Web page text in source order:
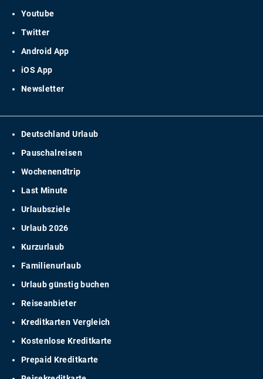
Youtube
Twitter
Android App
iOS App
Newsletter
Deutschland Urlaub
Pauschalreisen
Wochenendtrip
Last Minute
Urlaubsziele
Urlaub 2026
Kurzurlaub
Familienurlaub
Urlaub günstig buchen
Reiseanbieter
Kreditkarten Vergleich
Kostenlose Kreditkarte
Prepaid Kreditkarte